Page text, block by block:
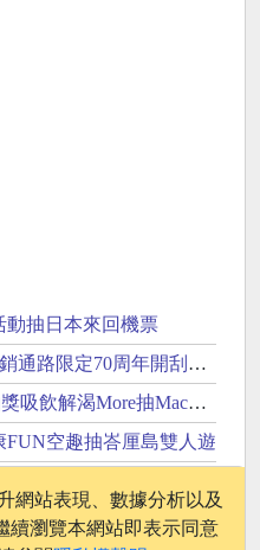
動抽日本來回機票
定70周年開刮抽復古純金金幣
解渴More抽MacBook Neo
FUN空趣抽峇厘島雙人遊
網站表現、數據分析以及
續瀏覽本網站即表示同意